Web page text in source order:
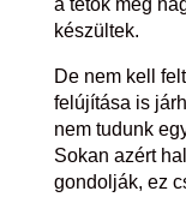
a tetők még
készültek.
De nem kell
felújítása is
nem tudunk
Sokan azért
gondolják, ez